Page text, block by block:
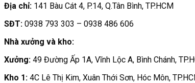
Địa chỉ: 141 Bàu Cát 4, P.14, Q.Tân Bình, TP.HCM
SĐT: 0938 793 303 – 0938 486 606
Nhà xưởng và kho:
Xưởng: 49 Đường Ấp 1A, Vĩnh Lộc A, Bình Chánh,
Kho 1: 4C Lê Thị Kim, Xuân Thới Sơn, Hóc Môn,